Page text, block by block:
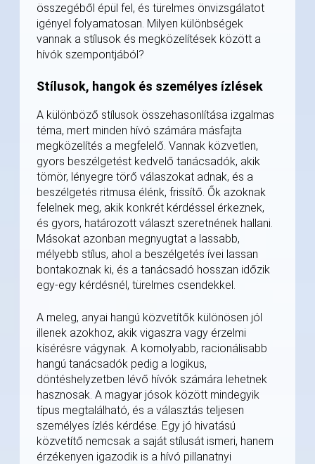
összegéből épül fel, és türelmes önvizsgálatot
igényel folyamatosan. Milyen különbségek
vannak a stílusok és megközelítések között a
hívók szempontjából?
Stílusok, hangok és személyes ízlések
A különböző stílusok összehasonlítása izgalmas
téma, mert minden hívó számára másfajta
megközelítés a megfelelő. Vannak közvetlen,
gyors beszélgetést kedvelő tanácsadók, akik
tömör, lényegre törő válaszokat adnak, és a
beszélgetés ritmusa élénk, frissítő. Ők azoknak
felelnek meg, akik konkrét kérdéssel érkeznek,
és gyors, határozott választ szeretnének hallani.
Másokat azonban megnyugtat a lassabb,
mélyebb stílus, ahol a beszélgetés ívei lassan
bontakoznak ki, és a tanácsadó hosszan időzik
egy-egy kérdésnél, türelmes csendekkel.
A meleg, anyai hangú közvetítők különösen jól
illenek azokhoz, akik vigaszra vagy érzelmi
kísérésre vágynak. A komolyabb, racionálisabb
hangú tanácsadók pedig a logikus,
döntéshelyzetben lévő hívók számára lehetnek
hasznosak. A magyar jósok között mindegyik
típus megtalálható, és a választás teljesen
személyes ízlés kérdése. Egy jó hivatású
közvetítő nemcsak a saját stílusát ismeri, hanem
érzékenyen igazodik is a hívó pillanatnyi